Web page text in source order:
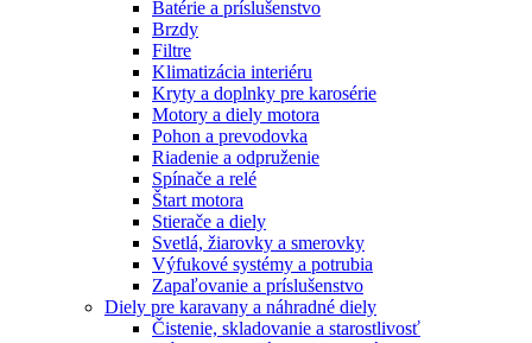
Batérie a príslušenstvo
Brzdy
Filtre
Klimatizácia interiéru
Kryty a doplnky pre karosérie
Motory a diely motora
Pohon a prevodovka
Riadenie a odpruženie
Spínače a relé
Štart motora
Stierače a diely
Svetlá, žiarovky a smerovky
Výfukové systémy a potrubia
Zapaľovanie a príslušenstvo
Diely pre karavany a náhradné diely
Čistenie, skladovanie a starostlivosť